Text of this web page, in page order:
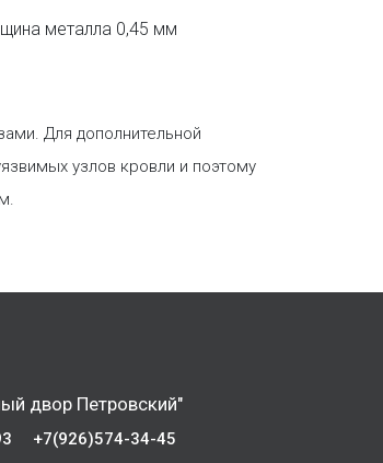
металла 0,45 мм
Для дополнительной
узлов кровли и поэтому
двор Петровский"
+7(926)574-34-45